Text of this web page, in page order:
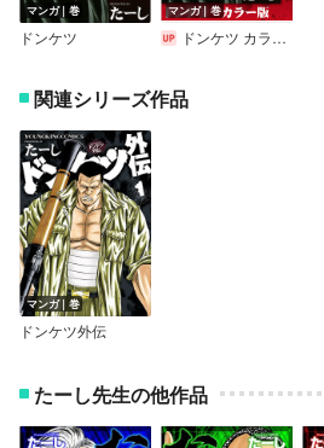
マンガ｜巻
ドンケツ
マンガ｜巻
ドンケツ カラー版
関連シリーズ作品
マンガ｜巻
ドンケツ外伝
たーし先生の他作品